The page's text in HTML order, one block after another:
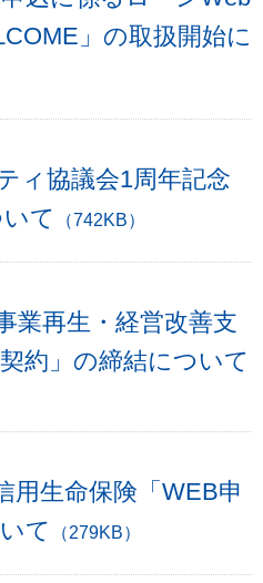
」の取扱開始に
ィ協議会1周年記念
て
（742KB）
業再生・経営改善支
約」の締結について
用生命保険「WEB申
て
（279KB）